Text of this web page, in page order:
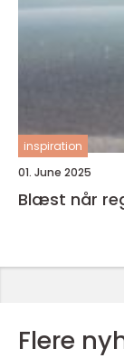
inspiration
01. June 2025
Blæst
Flere